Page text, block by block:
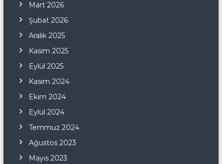
Mart 2026
Şubat 2026
Aralık 2025
Kasım 2025
Eylül 2025
Kasım 2024
Ekim 2024
Eylül 2024
Temmuz 2024
Ağustos 2023
Mayıs 2023